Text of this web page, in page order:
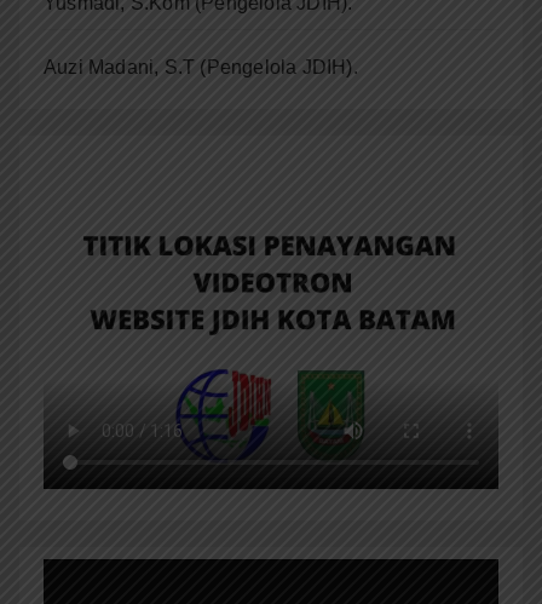
Auzi Madani, S.T (Pengelola JDIH).